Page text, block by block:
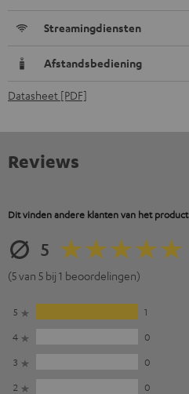
Streamingdiensten
Afstandsbediening
Datasheet [PDF]
Reviews
Dit vinden andere klanten van het product
5
(5 van 5 bij 1 beoordelingen)
5
1
4
0
3
0
2
0